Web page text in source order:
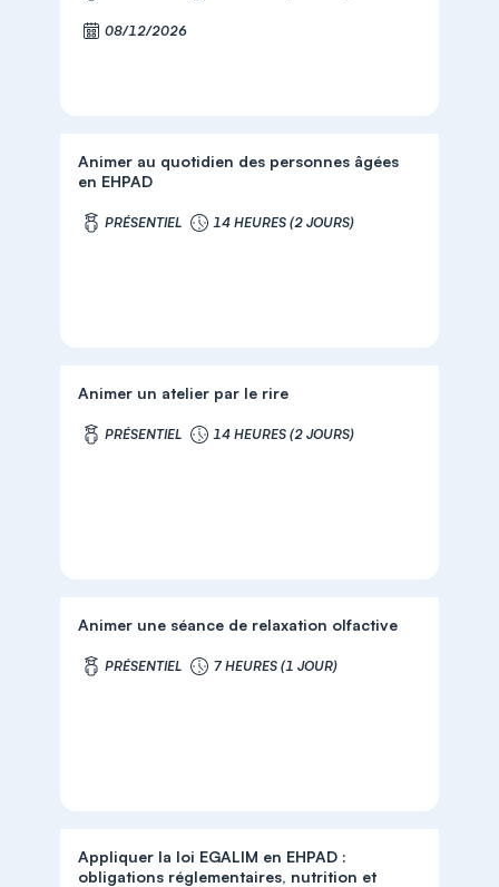
08/12/2026
Animer au quotidien des personnes âgées
en EHPAD
PRÉSENTIEL 14 HEURES (2 JOURS)
Animer un atelier par le rire
PRÉSENTIEL 14 HEURES (2 JOURS)
Animer une séance de relaxation olfactive
PRÉSENTIEL 7 HEURES (1 JOUR)
Appliquer la loi EGALIM en EHPAD :
obligations réglementaires, nutrition et